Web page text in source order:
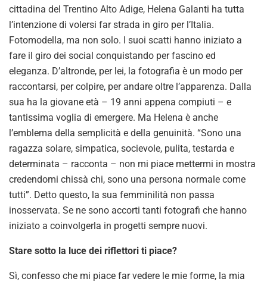
cittadina del Trentino Alto Adige, Helena Galanti ha tutta
l’intenzione di volersi far strada in giro per l’Italia.
Fotomodella, ma non solo. I suoi scatti hanno iniziato a
fare il giro dei social conquistando per fascino ed
eleganza. D’altronde, per lei, la fotografia è un modo per
raccontarsi, per colpire, per andare oltre l’apparenza. Dalla
sua ha la giovane età – 19 anni appena compiuti – e
tantissima voglia di emergere. Ma Helena è anche
l’emblema della semplicità e della genuinità. “Sono una
ragazza solare, simpatica, socievole, pulita, testarda e
determinata – racconta – non mi piace mettermi in mostra
credendomi chissà chi, sono una persona normale come
tutti”. Detto questo, la sua femminilità non passa
inosservata. Se ne sono accorti tanti fotografi che hanno
iniziato a coinvolgerla in progetti sempre nuovi.
Stare sotto la luce dei riflettori ti piace?
Sì, confesso che mi piace far vedere le mie forme, la mia